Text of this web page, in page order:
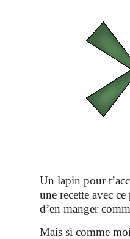
Un lapin pour
une recette avec
d’en manger
Mais si comme